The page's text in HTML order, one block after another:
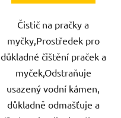
Čistič na pračky a
myčky,Prostředek pro
důkladné čištění praček a
myček,Odstraňuje
usazený vodní kámen,
důkladně odmašťuje a